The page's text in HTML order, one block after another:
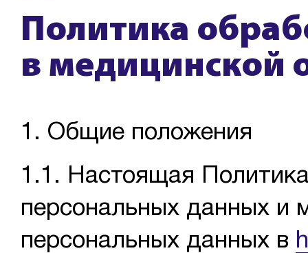
Политика
в медицинской
1. Общие положения
1.1. Настоящая
персональных данных и
персональных данных в